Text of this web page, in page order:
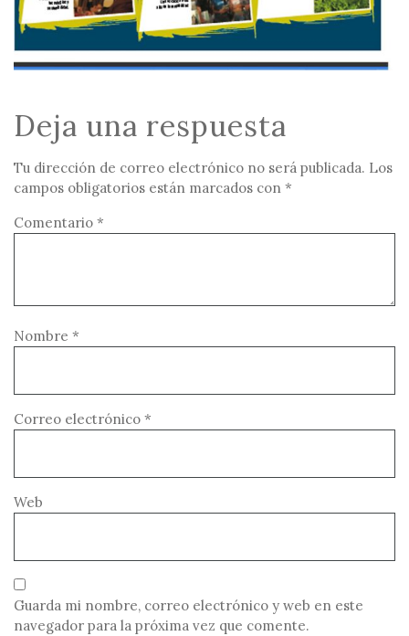
Deja una respuesta
Tu dirección de correo electrónico no será publicada. Los
campos obligatorios están marcados con *
Comentario *
Nombre *
Correo electrónico *
Web
Guarda mi nombre, correo electrónico y web en este
navegador para la próxima vez que comente.